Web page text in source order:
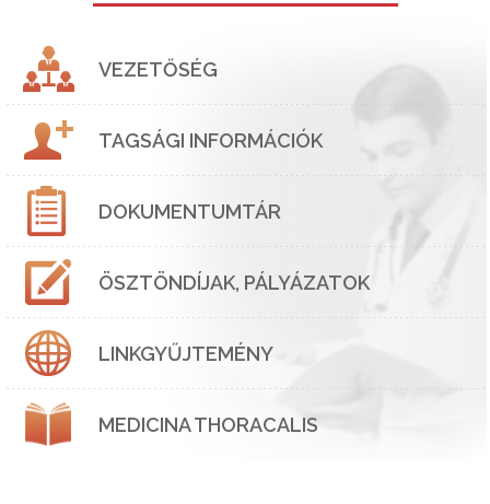
VEZETŐSÉG
TAGSÁGI INFORMÁCIÓK
DOKUMENTUMTÁR
ÖSZTÖNDÍJAK, PÁLYÁZATOK
LINKGYŰJTEMÉNY
MEDICINA THORACALIS